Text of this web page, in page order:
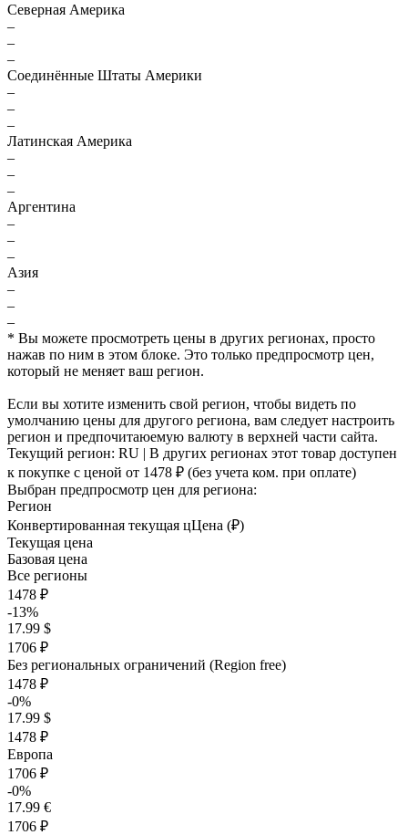
Северная Америка
–
–
–
Соединённые Штаты Америки
–
–
–
Латинская Америка
–
–
–
Аргентина
–
–
–
Азия
–
–
–
* Вы можете просмотреть цены в других регионах, просто
нажав по ним в этом блоке. Это только предпросмотр цен,
который не меняет ваш регион.
Если вы хотите изменить свой регион, чтобы видеть по
умолчанию цены для другого региона, вам следует настроить
регион и предпочитаюемую валюту в верхней части сайта.
Текущий регион: RU | В других регионах этот товар доступен
к покупке с ценой от 1478 ₽ (без учета ком. при оплате)
Выбран предпросмотр цен для региона:
Регион
Конвертированная текущая цЦена (₽)
Текущая цена
Базовая цена
Все регионы
1478 ₽
-13%
17.99 $
1706 ₽
Без региональных ограничений (Region free)
1478 ₽
-0%
17.99 $
1478 ₽
Европа
1706 ₽
-0%
17.99 €
1706 ₽